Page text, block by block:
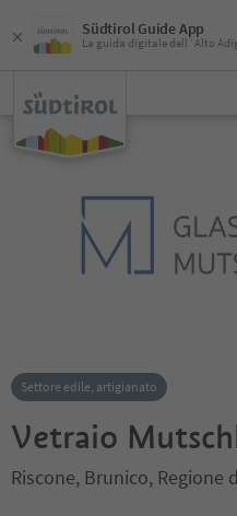
Südtirol Guide App
La guida digitale dell´Alto
Settore edile, artigianato
Vetraio
Riscone, Brunico, Regione